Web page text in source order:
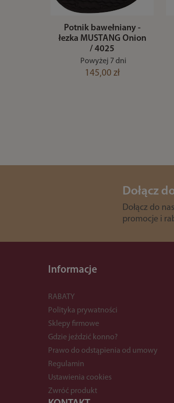
Potnik bawełniany -
łezka MUSTANG Onion
/ 4025
Powyżej 7 dni
145,00 zł
Dołącz
Dołącz do
promocje i
Informacje
RABATY
Polityka prywatności
Sklepy firmowe
Gdzie jeździć konno?
Prawo do odstąpienia od umowy
Regulamin
Ustawienia cookies
Zwróć produkt